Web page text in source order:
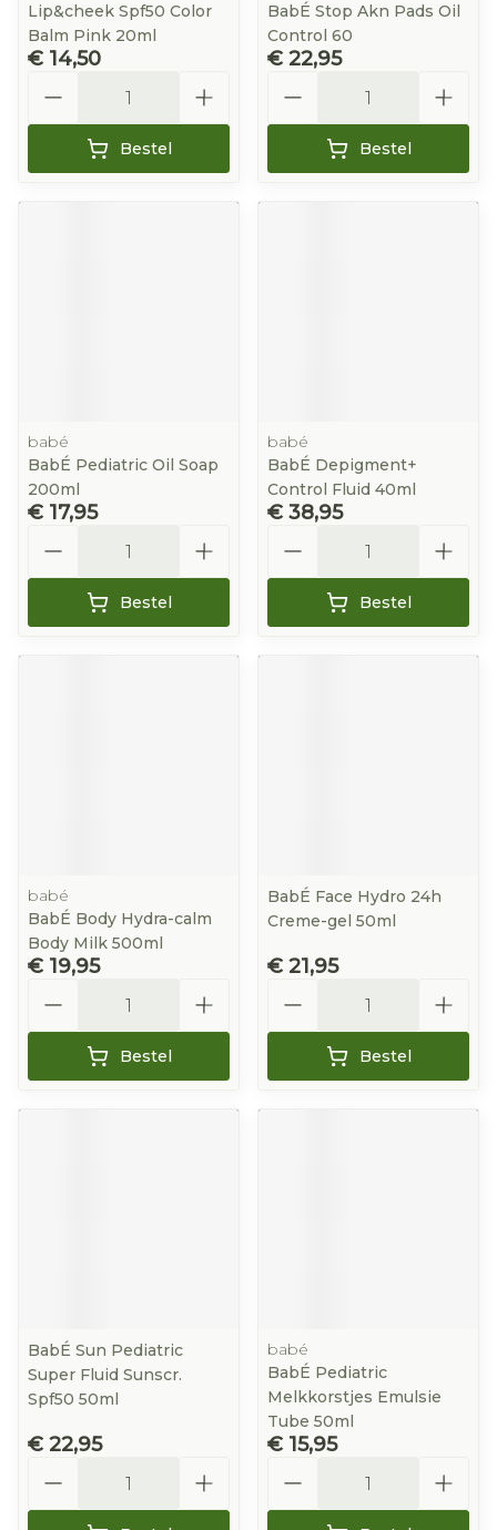
Lip&cheek Spf50 Color
Balm Pink 20ml
€ 14,50
Bestel
BabÉ Stop Akn Pads Oil
Control 60
€ 22,95
Bestel
babé
BabÉ Pediatric Oil Soap
200ml
€ 17,95
Bestel
babé
BabÉ Depigment+
Control Fluid 40ml
€ 38,95
Bestel
babé
BabÉ Body Hydra-calm
Body Milk 500ml
€ 19,95
Bestel
BabÉ Face Hydro 24h
Creme-gel 50ml
€ 21,95
Bestel
BabÉ Sun Pediatric
Super Fluid Sunscr.
Spf50 50ml
€ 22,95
babé
BabÉ Pediatric
Melkkorstjes Emulsie
Tube 50ml
€ 15,95